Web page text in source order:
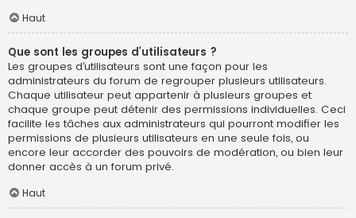
Haut
Que sont les groupes d’utilisateurs ?
Les groupes d’utilisateurs sont une façon pour les
administrateurs du forum de regrouper plusieurs utilisateurs.
Chaque utilisateur peut appartenir à plusieurs groupes et
chaque groupe peut détenir des permissions individuelles. Ceci
facilite les tâches aux administrateurs qui pourront modifier les
permissions de plusieurs utilisateurs en une seule fois, ou
encore leur accorder des pouvoirs de modération, ou bien leur
donner accès à un forum privé.
Haut